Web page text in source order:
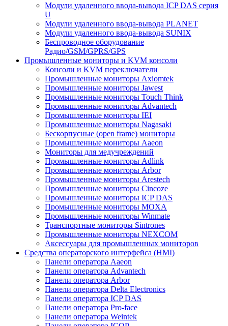
Модули удаленного ввода-вывода ICP DAS серия
U
Модули удаленного ввода-вывода PLANET
Модули удаленного ввода-вывода SUNIX
Беспроводное оборудование
Радио/GSM/GPRS/GPS
Промышленные мониторы и KVM консоли
Консоли и KVM переключатели
Промышленные мониторы Axiomtek
Промышленные мониторы Jawest
Промышленные мониторы Touch Think
Промышленные мониторы Advantech
Промышленные мониторы IEI
Промышленные мониторы Nagasaki
Бескорпусные (open frame) мониторы
Промышленные мониторы Aaeon
Мониторы для медучреждений
Промышленные мониторы Adlink
Промышленные мониторы Arbor
Промышленные мониторы Arestech
Промышленные мониторы Cincoze
Промышленные мониторы ICP DAS
Промышленные мониторы MOXA
Промышленные мониторы Winmate
Транспортные мониторы Sintrones
Промышленные мониторы NEXCOM
Аксессуары для промышленных мониторов
Средства операторского интерфейса (HMI)
Панели оператора Aaeon
Панели оператора Advantech
Панели оператора Arbor
Панели оператора Delta Electronics
Панели оператора ICP DAS
Панели оператора Pro-face
Панели оператора Weintek